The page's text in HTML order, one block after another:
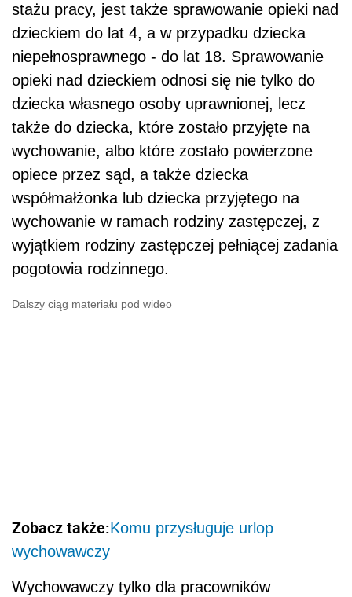
stażu pracy, jest także sprawowanie opieki nad
dzieckiem do lat 4, a w przypadku dziecka
niepełnosprawnego - do lat 18. Sprawowanie
opieki nad dzieckiem odnosi się nie tylko do
dziecka własnego osoby uprawnionej, lecz
także do dziecka, które zostało przyjęte na
wychowanie, albo które zostało powierzone
opiece przez sąd, a także dziecka
współmałżonka lub dziecka przyjętego na
wychowanie w ramach rodziny zastępczej, z
wyjątkiem rodziny zastępczej pełniącej zadania
pogotowia rodzinnego.
Dalszy ciąg materiału pod wideo
Zobacz także:Komu przysługuje urlop
wychowawczy
Wychowawczy tylko dla pracowników